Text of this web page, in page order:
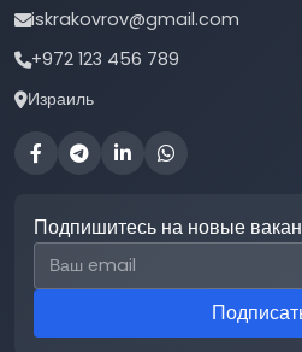
iskrakovrov@gmail.com
+972 123 456 789
Израиль
Подпишитесь на новые
Email для подписки